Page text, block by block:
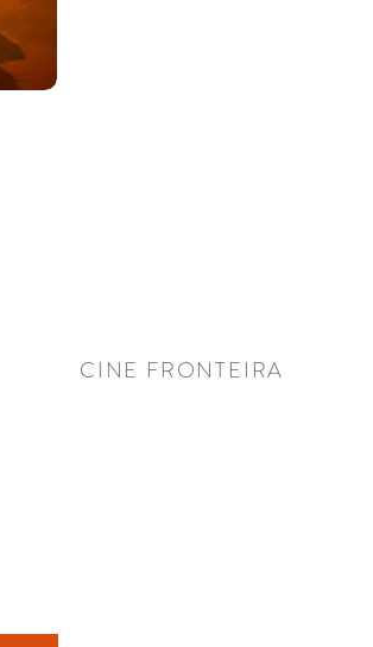
CINE FRONTEIRA